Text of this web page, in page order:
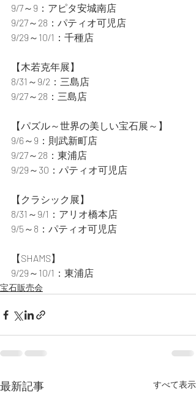
9/7～9：アピタ安城南店
9/27～28：パティオ可児店
9/29～10/1：千種店
【木若克年展】
8/31～9/2：三島店
9/27～28：三島店
【パズル～世界の美しい宝石展～】
9/6～9：則武新町店
9/27～28：東浦店
9/29～30：パティオ可児店
【クラシック展】
8/31～9/1：アリオ橋本店
9/5～8：パティオ可児店
【SHAMS】
9/29～10/1：東浦店
宝石販売会
最新記事 すべて表示